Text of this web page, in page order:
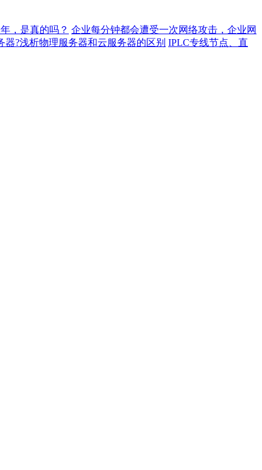
，是真的吗？ 企业每分钟都会遭受一次网络攻击，企业网
器?浅析物理服务器和云服务器的区别 IPLC专线节点、直